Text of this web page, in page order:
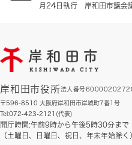
月24日執行 岸和田市議会
岸和田市役所法人番号
〒596-8510 大阪府岸和田市岸城町7番1号
Tel:072-423-2121(代表)
開庁時間:午前9時から午後5時30分まで
（土曜日、日曜日、祝日、年末年始除く